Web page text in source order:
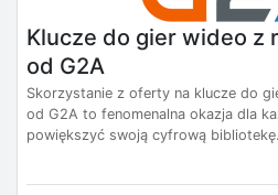
Klucze do gier wideo z
od G2A
Skorzystanie z oferty na klucze do
od G2A to fenomenalna okazja dla
powiększyć swoją cyfrową